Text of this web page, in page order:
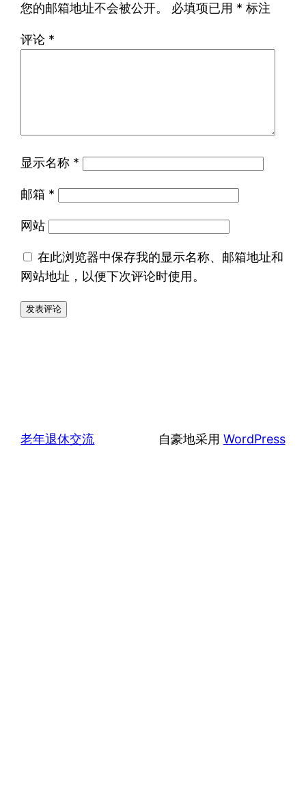
您的邮箱地址不会被公开。 必填项已用 * 标注
评论 *
显示名称 *
邮箱 *
网站
在此浏览器中保存我的显示名称、邮箱地址和
网站地址，以便下次评论时使用。
老年退休交流 自豪地采用 WordPress